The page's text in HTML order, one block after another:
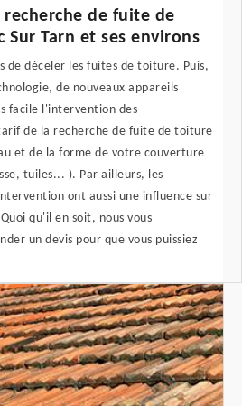
de fuite de
Sur Tarn et ses environs
de déceler les fuites de toiture. Puis,
de nouveaux appareils
facile l'intervention des
de la recherche de fuite de toiture
et de la forme de votre couverture
tuiles... ). Par ailleurs, les
ont aussi une influence sur
qu'il en soit, nous vous
un devis pour que vous puissiez